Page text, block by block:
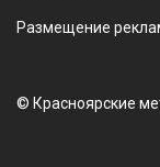
Размещение
© Красноярские